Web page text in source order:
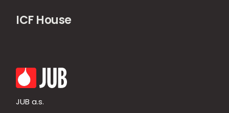
ICF House
JUB a.s.